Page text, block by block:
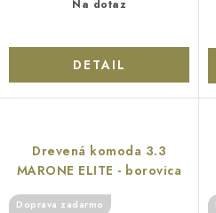
Na dotaz
DETAIL
Drevená komoda 3.3
MARONE ELITE - borovica
Doprava zadarmo